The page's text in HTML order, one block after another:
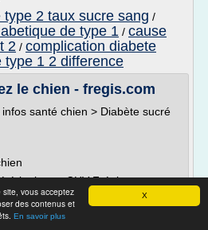
X
site, vous acceptez
des contenus et
En savoir plus
type 2 taux sucre sang /
de type 1 / cause
2 / complication diabete
type 1 2 difference
le chien - fregis.com
santé chien > Diabète sucré
au CHV Frégis
Interne, Diplomé de l'ACVIM et